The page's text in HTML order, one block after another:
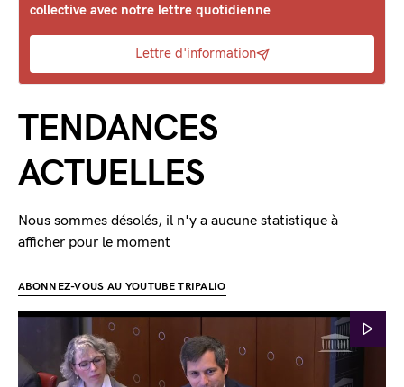
collective avec notre lettre quotidienne
Lettre d'information
TENDANCES
ACTUELLES
Nous sommes désolés, il n'y a aucune statistique à
afficher pour le moment
ABONNEZ-VOUS AU YOUTUBE TRIPALIO